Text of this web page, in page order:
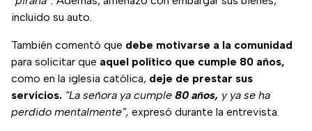
incluido su auto.
También comentó que debe motivarse a la comunidad
para solicitar que aquel político que cumple 80 años,
como en la iglesia católica, deje de prestar sus
servicios. “La señora ya cumple 80 años, y ya se ha
perdido mentalmente”, expresó durante la entrevista.